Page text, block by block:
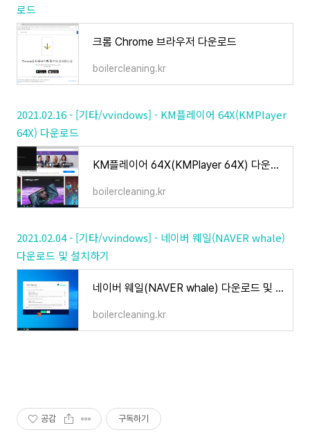
로드
크롬 Chrome 브라우저 다운로드
boilercleaning.kr
2021.02.16 - [기타/vvindows] - KM플레이어 64X(KMPlayer
64X) 다운로드
KM플레이어 64X(KMPlayer 64X) 다운로드
boilercleaning.kr
2021.02.04 - [기타/vvindows] - 네이버 웨일(NAVER whale)
다운로드 및 설치하기
네이버 웨일(NAVER whale) 다운로드 및 설치하기
boilercleaning.kr
공감 구독하기